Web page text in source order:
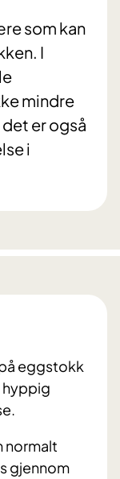
som kan
I
mindre
er også
i
eggstokk
hyppig
normalt
gjennom